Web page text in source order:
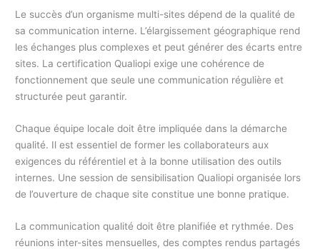
Le succès d’un organisme multi-sites dépend de la qualité de
sa communication interne. L’élargissement géographique rend
les échanges plus complexes et peut générer des écarts entre
sites. La certification Qualiopi exige une cohérence de
fonctionnement que seule une communication régulière et
structurée peut garantir.
Chaque équipe locale doit être impliquée dans la démarche
qualité. Il est essentiel de former les collaborateurs aux
exigences du référentiel et à la bonne utilisation des outils
internes. Une session de sensibilisation Qualiopi organisée lors
de l’ouverture de chaque site constitue une bonne pratique.
La communication qualité doit être planifiée et rythmée. Des
réunions inter-sites mensuelles, des comptes rendus partagés